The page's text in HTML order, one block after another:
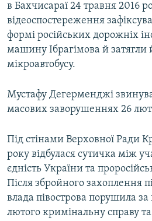
в Бахчисараї 24 травня 2016
відеоспостереження
формі російських дорожніх
машину Ібрагімова й затягли
мікроавтобусу.
Мустафу Дегерменджі
масових заворушеннях 26
Під стінами Верховної Ради
року відбулася сутичка між
єдність України та
Після збройного захоплення
влада півострова порушила
лютого кримінальну справу